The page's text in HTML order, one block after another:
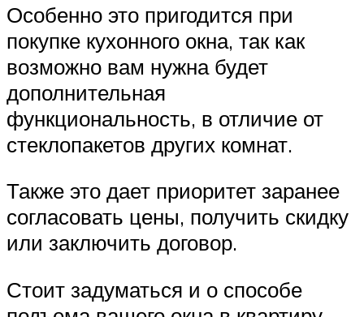
Особенно это пригодится при
покупке кухонного окна, так как
возможно вам нужна будет
дополнительная
функциональность, в отличие от
стеклопакетов других комнат.
Также это дает приоритет заранее
согласовать цены, получить скидку
или заключить договор.
Стоит задуматься и о способе